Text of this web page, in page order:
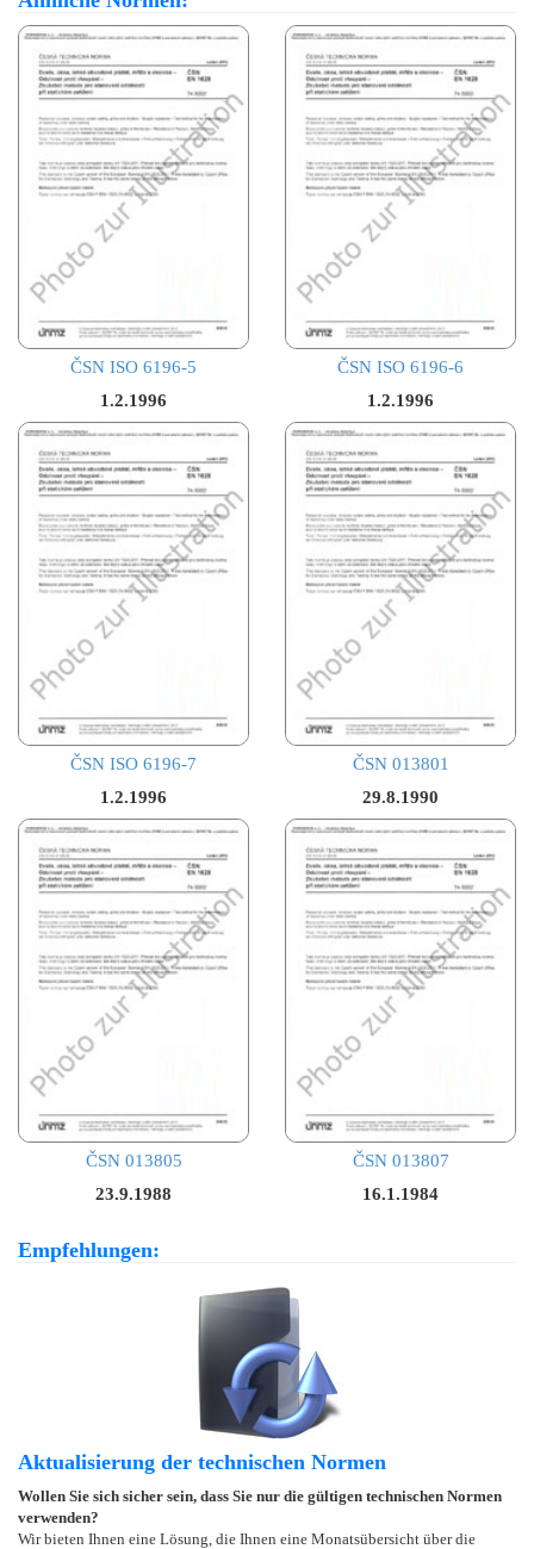
ČSN ISO 6196-5
1.2.1996
ČSN ISO 6196-6
1.2.1996
ČSN ISO 6196-7
1.2.1996
ČSN 013801
29.8.1990
ČSN 013805
23.9.1988
ČSN 013807
16.1.1984
Empfehlungen:
Aktualisierung der technischen Normen
Wollen Sie sich sicher sein, dass Sie nur die gültigen technischen Normen
verwenden?
Wir bieten Ihnen eine Lösung, die Ihnen eine Monatsübersicht über die